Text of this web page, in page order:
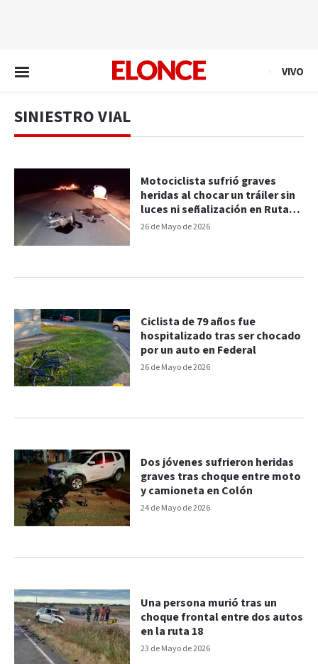
VIVO
SINIESTRO VIAL
26 de Mayo de 2026
Motociclista sufrió graves
heridas al chocar un tráiler sin
luces ni señalización en Ruta
Nº4
26 de Mayo de 2026
Ciclista de 79 años fue
hospitalizado tras ser chocado
por un auto en Federal
24 de Mayo de 2026
Dos jóvenes sufrieron heridas
graves tras choque entre moto
y camioneta en Colón
23 de Mayo de 2026
Una persona murió tras un
choque frontal entre dos autos
en la ruta 18